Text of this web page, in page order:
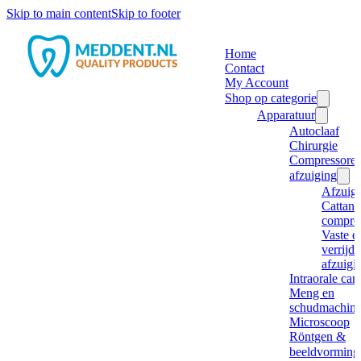
Skip to main contentSkip to footer
Home
Contact
My Account
Shop op categorie
Apparatuur
Autoclaaf
Chirurgie
afzuiging
Cattani
Vaste
Intraorale
Meng en
Microscoop
Röntgen &
beeldvorming